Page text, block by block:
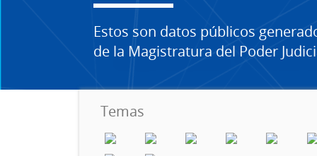
Estos son datos públicos
de la Magistratura del Poder
Temas